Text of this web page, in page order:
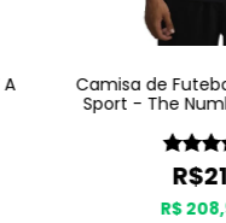
Camisa de
Sport - The
R$